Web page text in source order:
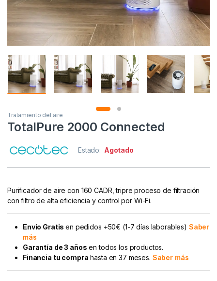
Tratamiento del aire
TotalPure 2000 Connected
Estado: Agotado
Purificador de aire con 160 CADR, tripre proceso de filtración
con filtro de alta eficiencia y control por Wi-Fi.
Envío Gratisen pedidos +50€ (1-7 días laborables) Saber
más
Garantía de 3 años en todos los productos.
Financia tu compra hasta en 37 meses. Saber más